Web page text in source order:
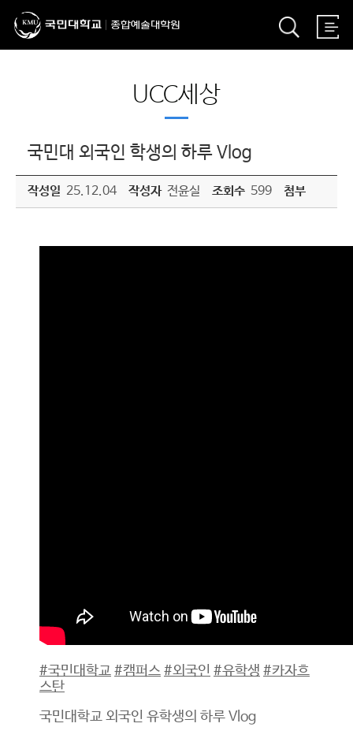
UCC세상
국민대 외국인 학생의 하루 Vlog
작성일 25.12.04 작성자 전윤실 조회수 599 첨부
#국민대학교 #캠퍼스 #외국인 #유학생 #카자흐
스탄
국민대학교 외국인 유학생의 하루 Vlog